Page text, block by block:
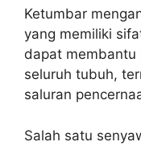
Ketumbar
yang memiliki
dapat membantu
seluruh tubuh,
saluran
Salah satu